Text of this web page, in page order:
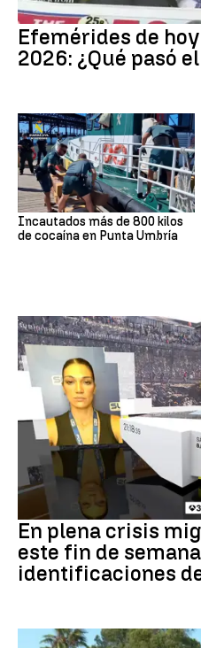
Efemérides de
2026: ¿Qué pasó
Incautados más de 800 kilos
de cocaína en Punta Umbría
Crisis en Ceuta
En plena crisis
este fin de
identificaciones